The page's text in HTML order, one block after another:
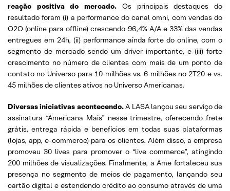
reação positiva do mercado. Os principais destaques do
resultado foram (i) a performance do canal omni, com vendas do
O2O (online para offline) crescendo 96,4% A/A e 33% das vendas
entregues em 24h, (ii) performance ainda forte do online, com o
segmento de mercado sendo um driver importante, e (iii) forte
crescimento no número de clientes com mais de um ponto de
contato no Universo para 10 milhões vs. 6 milhões no 2T20 e vs.
45 milhões de clientes ativos no Universo Americanas.
Diversas iniciativas acontecendo.A LASA lançou seu serviço de
assinatura “Americana Mais” nesse trimestre, oferecendo frete
grátis, entrega rápida e benefícios em todas suas plataformas
(lojas, app, e-commerce) para os clientes. Além disso, a empresa
promoveu 30 lives para promover o “live commerce”, atingindo
200 milhões de visualizações. Finalmente, a Ame fortaleceu sua
presença no segmento de meios de pagamento, lançando seu
cartão digital e estendendo crédito ao consumo através de uma